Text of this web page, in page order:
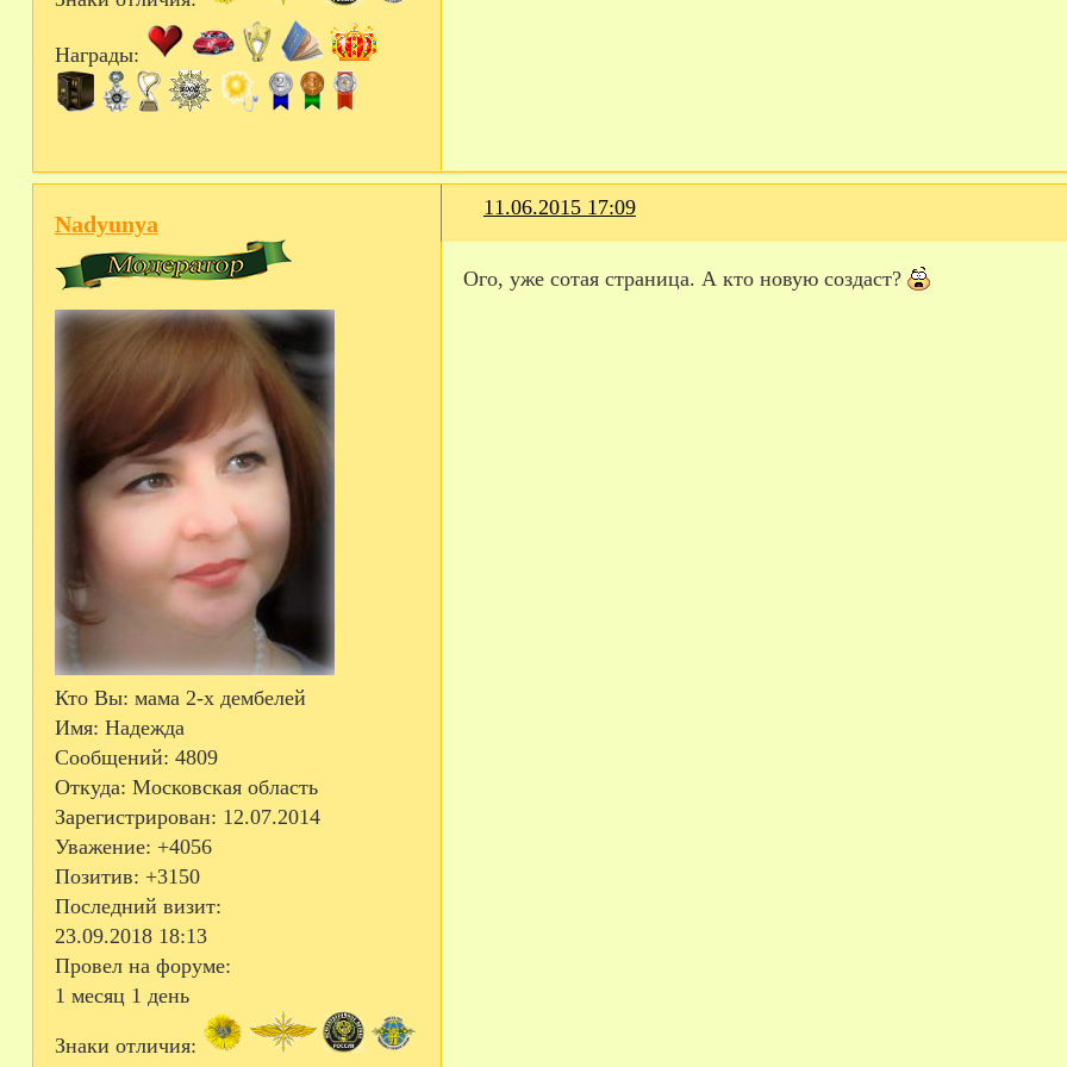
Награды:
11.06.2015 17:09
Nadyunya
Кто Вы: мама 2-х дембелей
Имя: Надежда
Сообщений: 4809
Откуда: Московская область
Зарегистрирован: 12.07.2014
Уважение: +4056
Позитив: +3150
Последний визит:
23.09.2018 18:13
Провел на форуме:
1 месяц 1 день
Знаки отличия:
Ого, уже сотая страница. А кто новую создаст?